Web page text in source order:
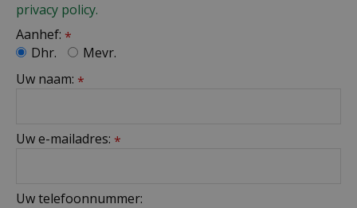
privacy policy.
Aanhef: *
Dhr.
Mevr.
Uw naam: *
Uw e-mailadres: *
Uw telefoonnummer: